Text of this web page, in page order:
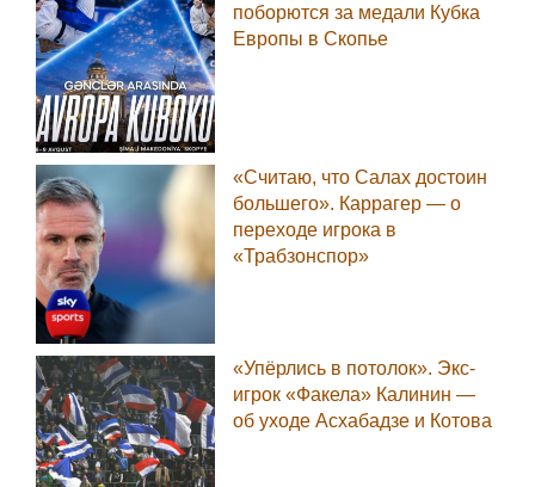
поборются за медали Кубка
Европы в Скопье
«Считаю, что Салах достоин
большего». Каррагер — о
переходе игрока в
«Трабзонспор»
«Упёрлись в потолок». Экс-
игрок «Факела» Калинин —
об уходе Асхабадзе и Котова